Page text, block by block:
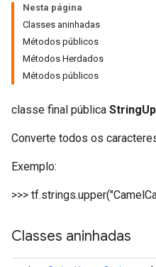
Nesta página
Classes aninhadas
Métodos públicos
Métodos Herdados
Métodos públicos
classe final pública
Converte todos os
Exemplo:
>>>
Classes aninhadas